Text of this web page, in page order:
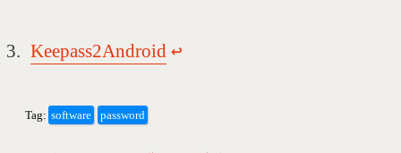
Keepass2Android ↩
Tag: software password